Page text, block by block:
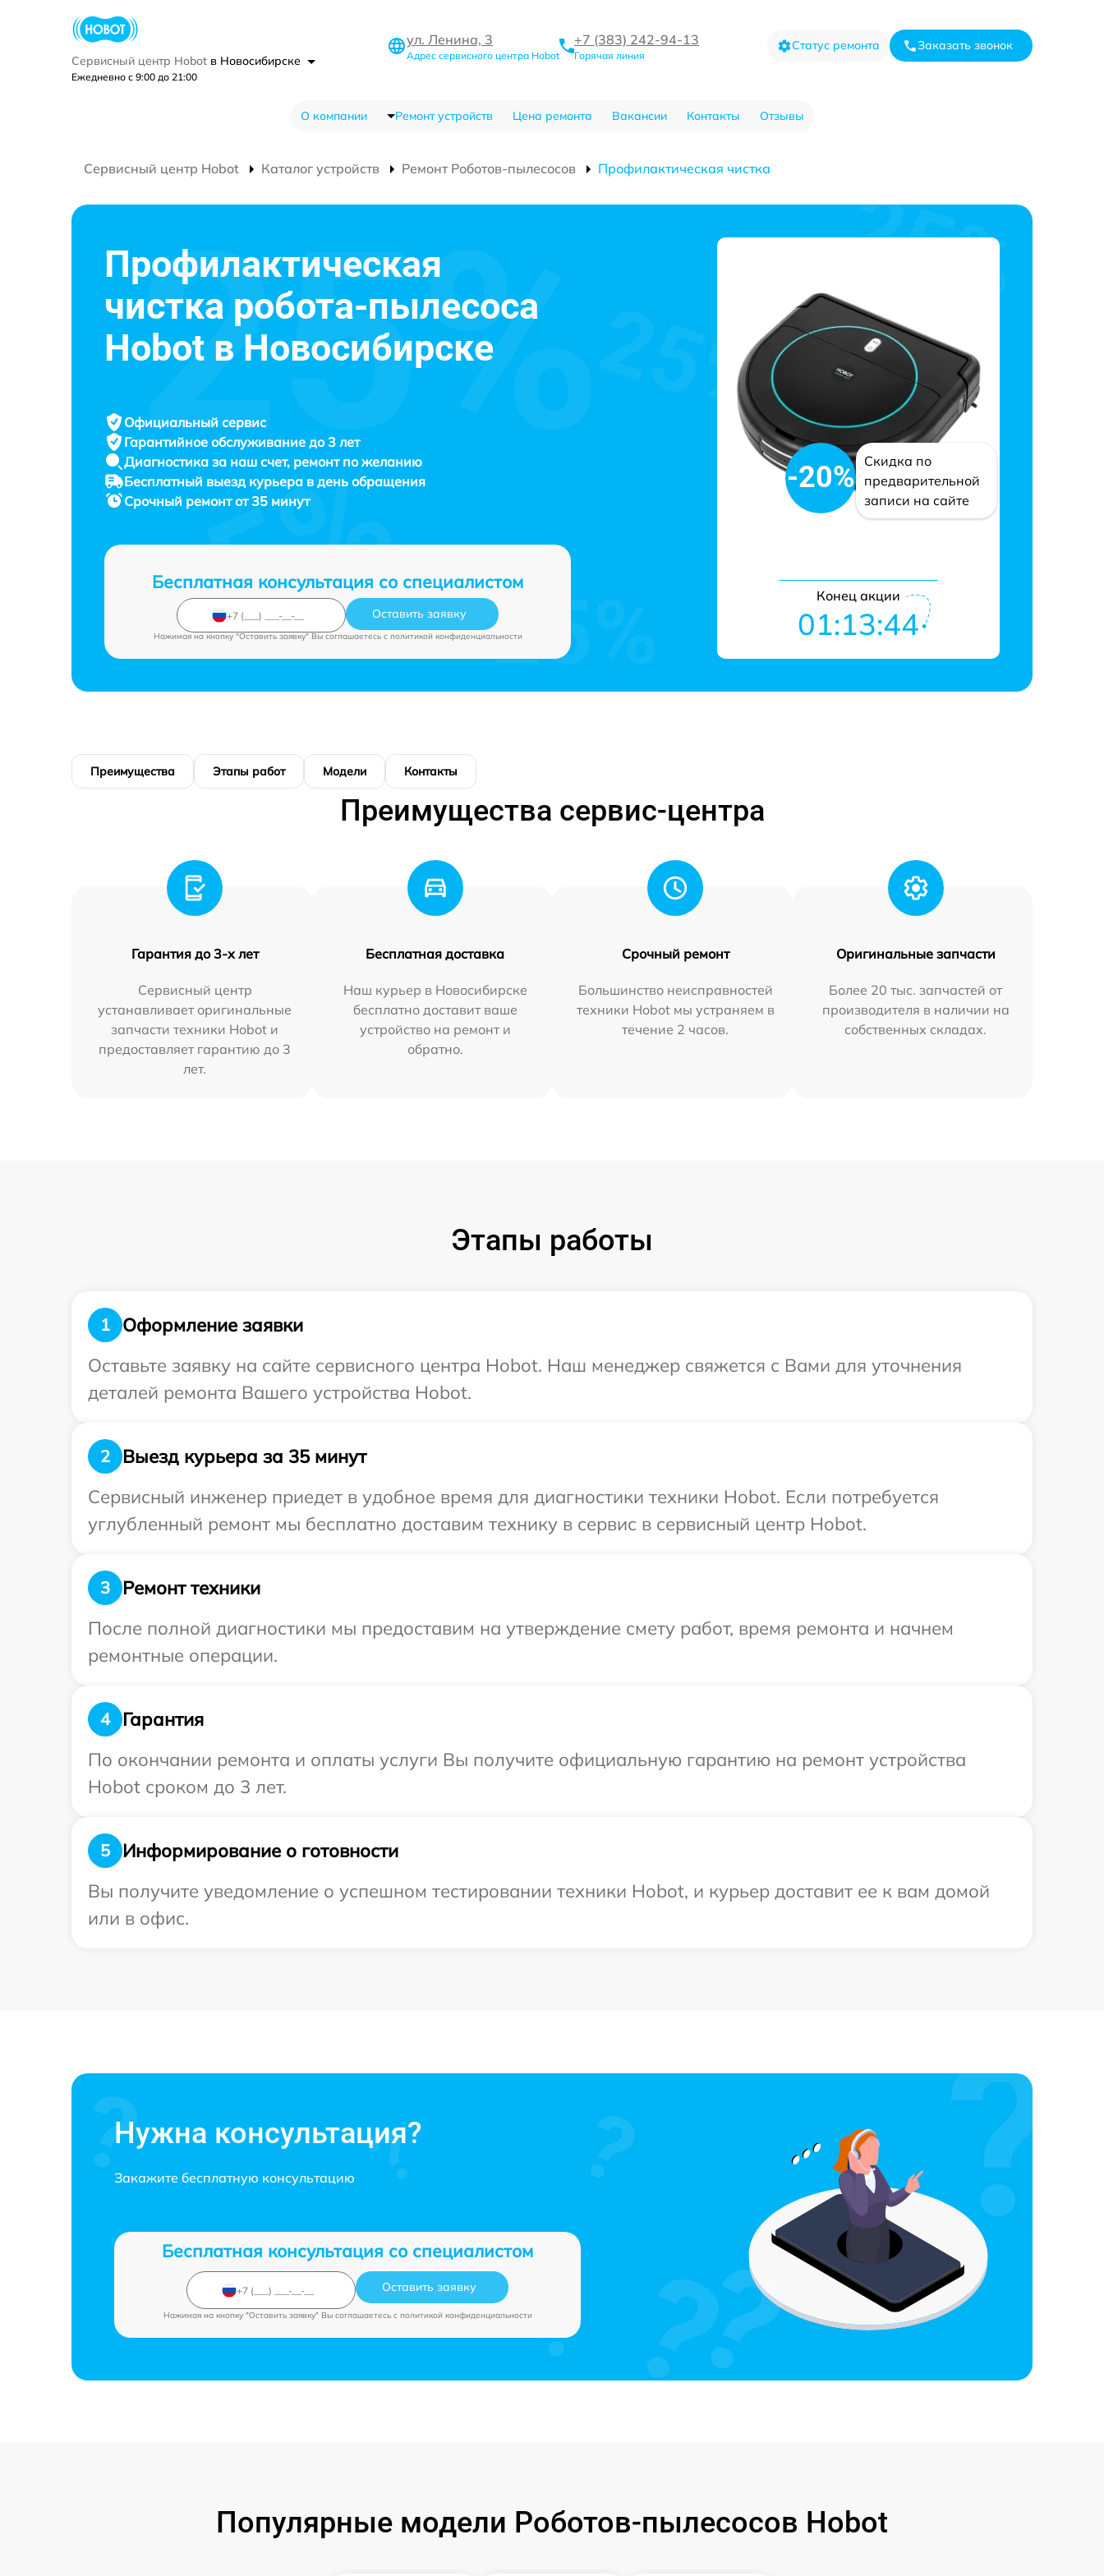
Сервисный центр Hobot в Новосибирске
Ежедневно с 9:00 до 21:00
ул. Ленина, 3
Адрес сервисного центра Hobot
+7 (383) 242-94-13
Горячая линия
Статус ремонта Заказать звонок
О компании Ремонт устройств Цена ремонта Вакансии Контакты Отзывы
Сервисный центр Hobot Каталог устройств Ремонт Роботов-пылесосов Профилактическая чистка
Профилактическая
чистка робота-пылесоса
Hobot в Новосибирске
Официальный сервис
Гарантийное обслуживание до 3 лет
Диагностика за наш счет, ремонт по желанию
Бесплатный выезд курьера в день обращения
Срочный ремонтот 35 минут
Бесплатная консультация со специалистом
Оставить заявку
Нажимая на кнопку "Оставить заявку" Вы соглашаетесь c политикой конфиденциальности
-20%
Скидка по
предварительной
записи на сайте
Конец акции
01:13:43
Преимущества Этапы работ Модели Контакты
Преимущества сервис-центра
Гарантия до 3-х лет
Сервисный центр
устанавливает оригинальные
запчасти техники Hobot и
предоставляет гарантию до 3
лет.
Бесплатная доставка
Наш курьер в Новосибирске
бесплатно доставит ваше
устройство на ремонт и
обратно.
Срочный ремонт
Большинство неисправностей
техники Hobot мы устраняем в
течение 2 часов.
Оригинальные запчасти
Более 20 тыс. запчастей от
производителя в наличии на
собственных складах.
Этапы работы
1
Оформление заявки
Оставьте заявку на сайте сервисного центра Hobot. Наш менеджер свяжется с Вами для уточнения
деталей ремонта Вашего устройства Hobot.
2
Выезд курьера за 35 минут
Сервисный инженер приедет в удобное время для диагностики техники Hobot. Если потребуется
углубленный ремонт мы бесплатно доставим технику в сервис в сервисный центр Hobot.
3
Ремонт техники
После полной диагностики мы предоставим на утверждение смету работ, время ремонта и начнем
ремонтные операции.
4
Гарантия
По окончании ремонта и оплаты услуги Вы получите официальную гарантию на ремонт устройства
Hobot сроком до 3 лет.
5
Информирование о готовности
Вы получите уведомление о успешном тестировании техники Hobot, и курьер доставит ее к вам домой
или в офис.
Нужна консультация?
Закажите бесплатную консультацию
Бесплатная консультация со специалистом
Оставить заявку
Нажимая на кнопку "Оставить заявку" Вы соглашаетесь c политикой конфиденциальности
Популярные модели Роботов-пылесосов Hobot